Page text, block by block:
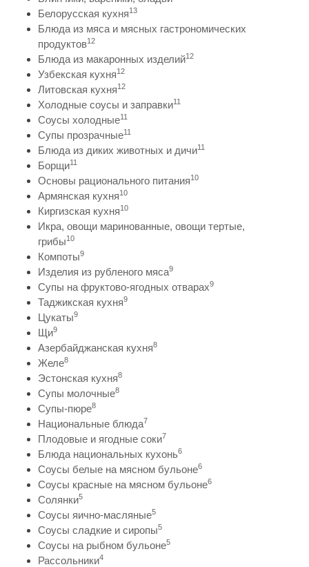
Белорусская кухня13
Блюда из мяса и мясных гастрономических
продуктов12
Блюда из макаронных изделий12
Узбекская кухня12
Литовская кухня12
Холодные соусы и заправки11
Соусы холодные11
Супы прозрачные11
Блюда из диких животных и дичи11
Борщи11
Основы рационального питания10
Армянская кухня10
Киргизская кухня10
Икра, овощи маринованные, овощи тертые,
грибы10
Компоты9
Изделия из рубленого мяса9
Супы на фруктово-ягодных отварах9
Таджикская кухня9
Цукаты9
Щи9
Азербайджанская кухня8
Желе8
Эстонская кухня8
Супы молочные8
Супы-пюре8
Национальные блюда7
Плодовые и ягодные соки7
Блюда национальных кухонь6
Соусы белые на мясном бульоне6
Соусы красные на мясном бульоне6
Солянки5
Соусы яично-масляные5
Соусы сладкие и сиропы5
Соусы на рыбном бульоне5
Рассольники4